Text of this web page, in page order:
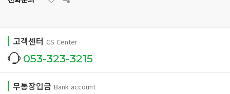
고객센터 CS Center
053-323-3215
무통장입금 Bank account